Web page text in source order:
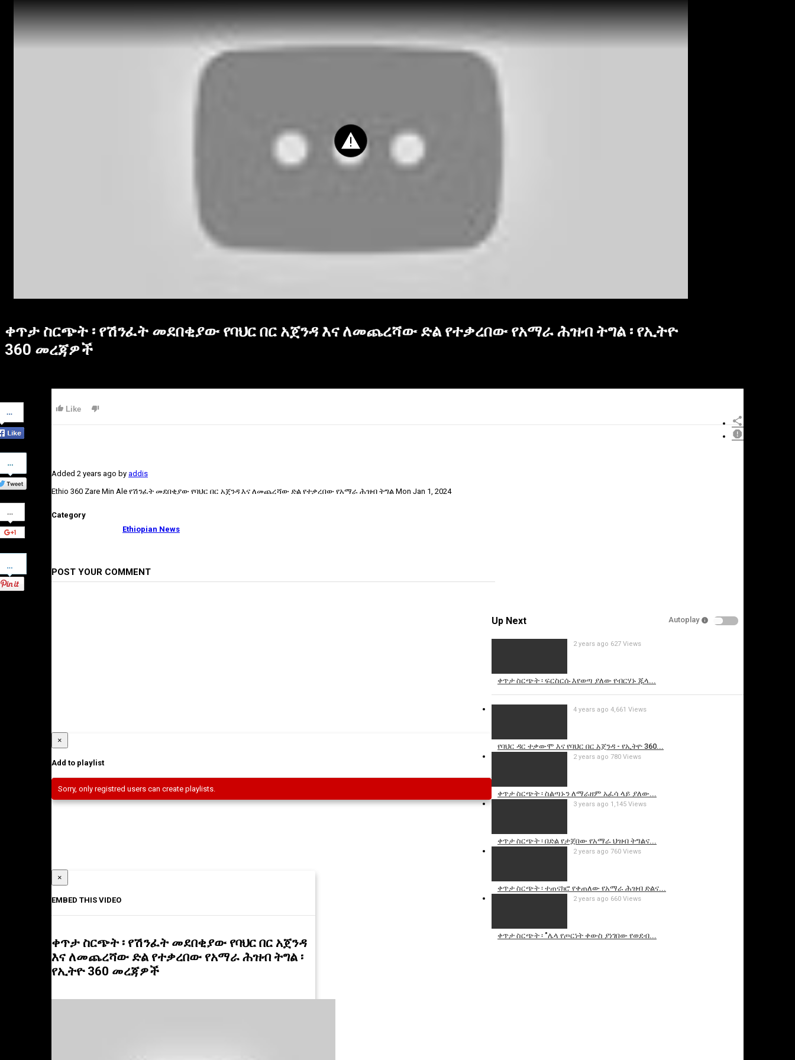
ቀጥታ ስርጭት ፡ የሽንፈት መደበቂያው የባህር በር አጀንዳ እና ለመጨረሻው ድል የተቃረበው የአማራ ሕዝብ ትግል ፡ የኢትዮ
360 መረጃዎች
on
Facebook
Share
on
Twitter
Share
on
Google+
Pinterest
Like
Added 2 years ago by addis
Ethio 360 Zare Min Ale የሽንፈት መደበቂያው የባህር በር አጀንዳ እና ለመጨረሻው ድል የተቃረበው የአማራ ሕዝብ ትግል Mon Jan 1, 2024
Category
Ethiopian News
POST YOUR COMMENT
Up Next Autoplay
ቀጥታ ስርጭት ፡ ፍርስርሱ እየወጣ ያለው የብርሃኑ ጁላ...
2 years ago 627 Views
የባህር ዳር ተቃውሞ እና የባህር በር አጀንዳ - የኢትዮ 360...
4 years ago 4,661 Views
ቀጥታ ስርጭት ፡ ስልጣኑን ለማራዘም አፈሳ ላይ ያለው...
2 years ago 780 Views
ቀጥታ ስርጭት ፡ በድል የታጀበው የአማራ ህዝብ ትግልና...
3 years ago 1,145 Views
ቀጥታ ስርጭት ፡ ተጠናክሮ የቀጠለው የአማራ ሕዝብ ድልና...
2 years ago 760 Views
ቀጥታ ስርጭት ፡ "ሌላ የጦርነት ቀውስ ያነገበው የወደብ...
2 years ago 660 Views
×
Add to playlist
Sorry, only registred users can create playlists.
×
EMBED THIS VIDEO
ቀጥታ ስርጭት ፡ የሽንፈት መደበቂያው የባህር በር አጀንዳ
እና ለመጨረሻው ድል የተቃረበው የአማራ ሕዝብ ትግል ፡
የኢትዮ 360 መረጃዎች